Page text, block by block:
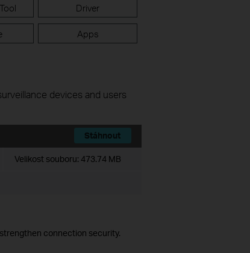
Driver
Apps
devices and users
Stáhnout
Velikost souboru: 473.74 MB
connection security.